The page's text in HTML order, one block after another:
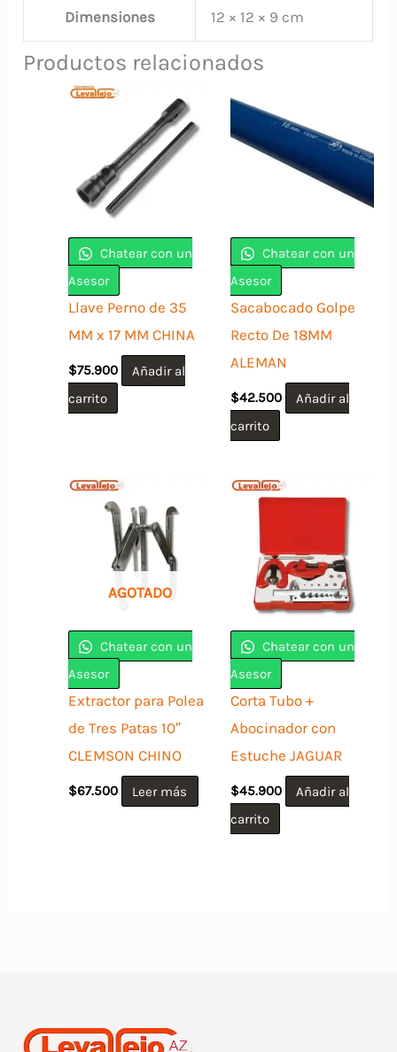
Dimensiones 12 × 12 × 9 cm
Productos relacionados
Chatear con un
Asesor
Llave Perno de 35
MM x 17 MM CHINA
$75.900
Añadir al
carrito
Chatear con un
Asesor
Sacabocado Golpe
Recto De 18MM
ALEMAN
$42.500
Añadir al
carrito
AGOTADO
Chatear con un
Asesor
Extractor para Polea
de Tres Patas 10″
CLEMSON CHINO
$67.500 Leer más
Chatear con un
Asesor
Corta Tubo +
Abocinador con
Estuche JAGUAR
$45.900
Añadir al
carrito